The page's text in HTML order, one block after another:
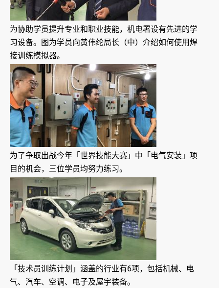
为协助学员提升专业和职业技能，机电署设有先进的学
习设备。图为学员向黄伟纶局长（中）介绍如何使用焊
接训练模拟器。
为了争取出战今年「世界技能大赛」中「电气安装」项
目的机会，三位学员均努力练习。
「技术员训练计划」涵盖的行业有6项，包括机械、电
气、汽车、空调、电子及屋宇装备。